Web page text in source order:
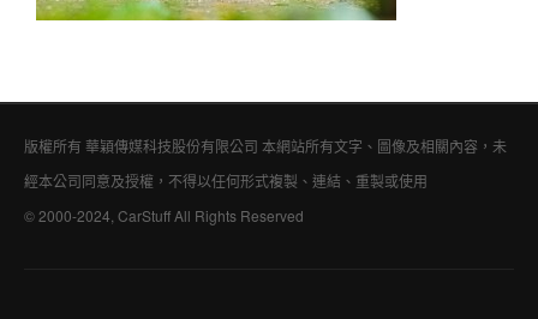
版權所有 華穎傳媒科技股份有限公司 本網站所有文字、圖像及相關內容，未
經本公司同意及授權，不得以任何形式複製、連結、重製或使用
© 2000-2024, CarStuff All Rights Reserved